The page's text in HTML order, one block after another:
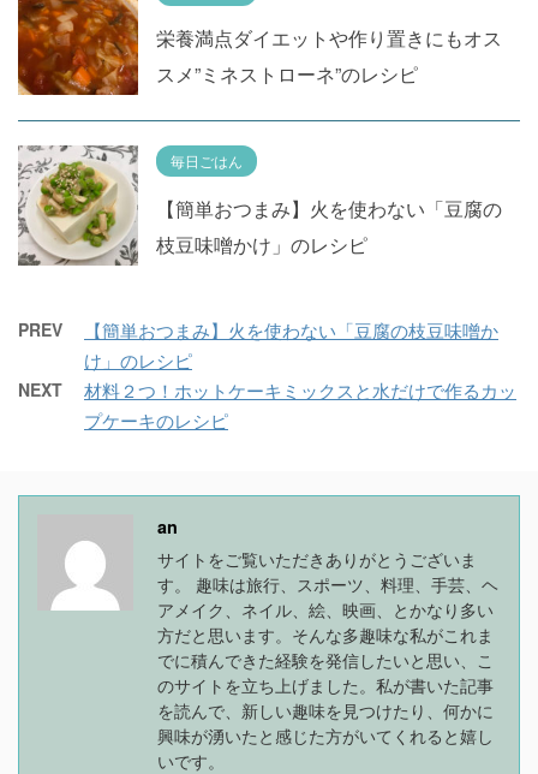
栄養満点ダイエットや作り置きにもオス
スメ”ミネストローネ”のレシピ
毎日ごはん
【簡単おつまみ】火を使わない「豆腐の
枝豆味噌かけ」のレシピ
PREV
【簡単おつまみ】火を使わない「豆腐の枝豆味噌か
け」のレシピ
NEXT
材料２つ！ホットケーキミックスと水だけで作るカッ
プケーキのレシピ
an
サイトをご覧いただきありがとうございま
す。 趣味は旅行、スポーツ、料理、手芸、ヘ
アメイク、ネイル、絵、映画、とかなり多い
方だと思います。そんな多趣味な私がこれま
でに積んできた経験を発信したいと思い、こ
のサイトを立ち上げました。私が書いた記事
を読んで、新しい趣味を見つけたり、何かに
興味が湧いたと感じた方がいてくれると嬉し
いです。